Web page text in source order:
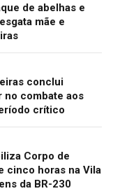
de abelhas e
mãe e
conclui
no combate aos
crítico
Corpo de
cinco horas na Vila
da BR-230